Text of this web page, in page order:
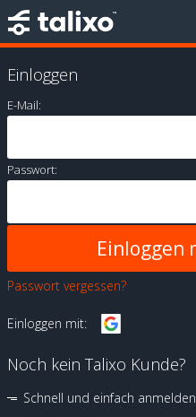
Einloggen
E-Mail:
Passwort:
Passwort vergessen?
Einloggen mit:
Noch kein Talixo Kunde?
Schnell und einfach anmelden